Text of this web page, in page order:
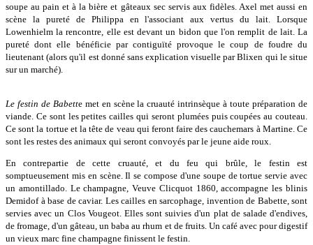
soupe au pain et à la bière et gâteaux sec servis aux fidèles. Axel met aussi en
scène la pureté de Philippa en l'associant aux vertus du lait. Lorsque
Lowenhielm la rencontre, elle est devant un bidon que l'on remplit de lait. La
pureté dont elle bénéficie par contiguïté provoque le coup de foudre du
lieutenant (alors qu'il est donné sans explication visuelle par Blixen qui le situe
sur un marché).
Le festin de Babette met en scène la cruauté intrinsèque à toute préparation de
viande. Ce sont les petites cailles qui seront plumées puis coupées au couteau.
Ce sont la tortue et la tête de veau qui feront faire des cauchemars à Martine. Ce
sont les restes des animaux qui seront convoyés par le jeune aide roux.
En contrepartie de cette cruauté, et du feu qui brûle, le festin est
somptueusement mis en scène. Il se compose d'une soupe de tortue servie avec
un amontillado. Le champagne, Veuve Clicquot 1860, accompagne les blinis
Demidof à base de caviar. Les cailles en sarcophage, invention de Babette, sont
servies avec un Clos Vougeot. Elles sont suivies d'un plat de salade d'endives,
de fromage, d'un gâteau, un baba au rhum et de fruits. Un café avec pour digestif
un vieux marc fine champagne finissent le festin.